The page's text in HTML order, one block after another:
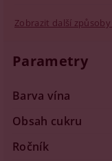
Zobrazit další
Parametry
Barva vína
Obsah cukru
Ročník